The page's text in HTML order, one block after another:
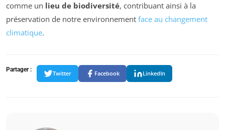
comme un lieu de biodiversité, contribuant ainsi à la
préservation de notre environnement face au changement
climatique.
Partager :
Twitter Facebook LinkedIn